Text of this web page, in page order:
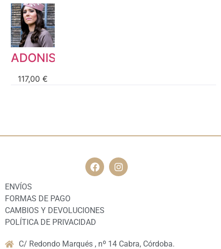
Contacto
F.A.Q
ADONIS
117,00 €
ENVÍOS
FORMAS DE PAGO
CAMBIOS Y DEVOLUCIONES
POLÍTICA DE PRIVACIDAD
C/ Redondo Marqués , nº 14 Cabra, Córdoba.